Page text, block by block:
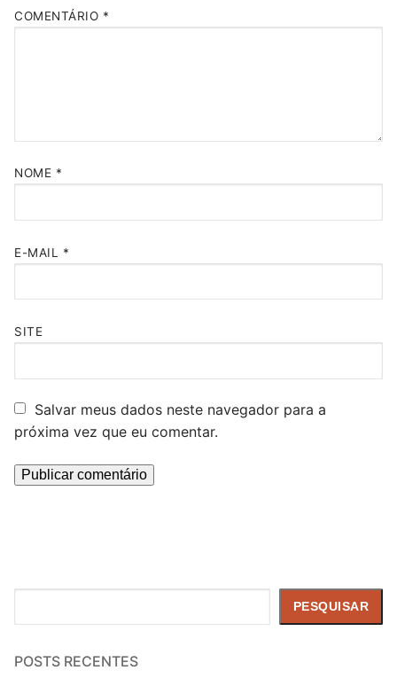
COMENTÁRIO *
NOME *
E-MAIL *
SITE
Salvar meus dados neste navegador para a
próxima vez que eu comentar.
PESQUISAR
POSTS RECENTES